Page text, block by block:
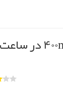
ماژول تولید بخارساز سرد آلتراسونیک (اتومیزر) 400ml در ساعت